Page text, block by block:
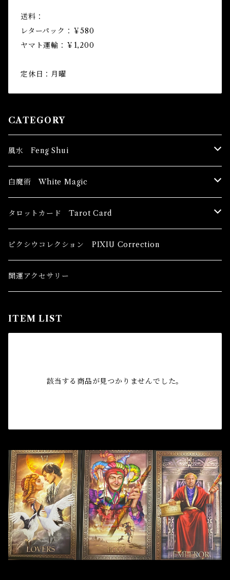
送料：
レターパック：￥580
ヤマト運輸：￥1,200
定休日：月曜
CATEGORY
風水 Feng Shui
ブッダ Buddha
恋愛運
健康運 Health
金運 Money
牛 Ox
寅 Tiger
卯 Rabit
辰 Dragon
巳 Snake
恋愛
金運
願望
仕事 Job
人間関係 Relationship
白魔術 White Magic
香油 Oils
恋愛 Love
金運 Money
キャンドル Candles
恋愛 Love
自己実現 Self-Realization
線香 Stick Incense
仕事
金運 Money
人間関係 Relationships
自己実現 Self-Realization
スピリチュアル Spiritual
恋愛 Love
金運 Money
人間関係 Relationships
恋愛 love
白魔術キット
アミュレット Amulet
恋愛
仕事
金運
タロットカード Tarot Card
初心者向け For The Beginners
中級者向け
ピクシウコレクション PIXIU Correction
開運アクセサリー
ITEM LIST
該当する商品が見つかりませんでした。